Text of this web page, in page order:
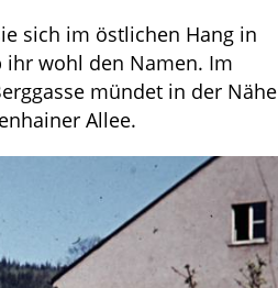
sich im östlichen Hang in
ihr wohl den Namen. Im
mündet in der Nähe
Allee.